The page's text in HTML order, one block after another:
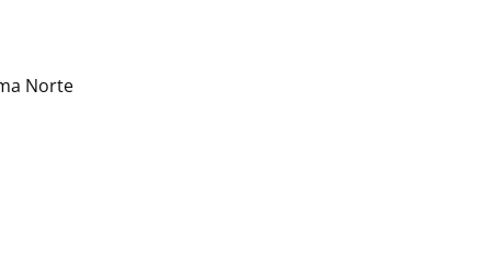
Norte